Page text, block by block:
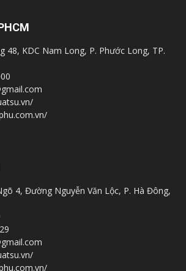
48, KDC Nam Long, P. Phước Long, TP.
4, Đường Nguyễn Văn Lộc, P. Hà Đông,